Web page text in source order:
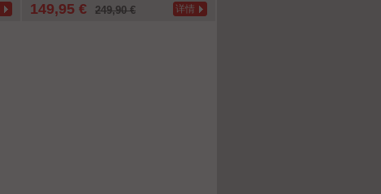
149,95 € 249,90 € 详情